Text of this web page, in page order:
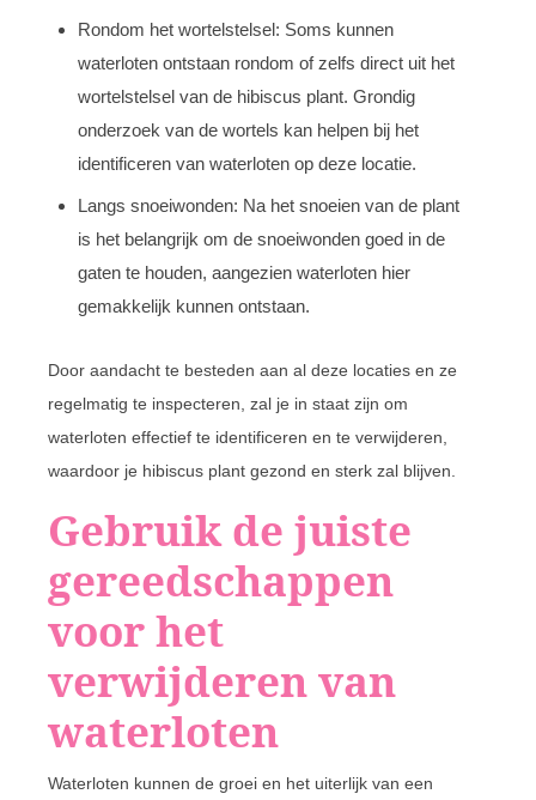
Rondom het wortelstelsel: Soms kunnen
waterloten ontstaan rondom of zelfs direct uit het
wortelstelsel van de hibiscus plant. Grondig
onderzoek van de wortels kan helpen bij het
identificeren van waterloten op deze locatie.
Langs snoeiwonden: Na het snoeien van de plant
is het belangrijk om de snoeiwonden goed in de
gaten te houden, aangezien waterloten hier
gemakkelijk kunnen ontstaan.
Door aandacht te besteden aan al deze locaties en ze
regelmatig te inspecteren, zal je in staat zijn om
waterloten effectief te identificeren en te verwijderen,
waardoor je hibiscus plant gezond en sterk zal blijven.
Gebruik de juiste
gereedschappen
voor het
verwijderen van
waterloten
Waterloten kunnen de groei en het uiterlijk van een